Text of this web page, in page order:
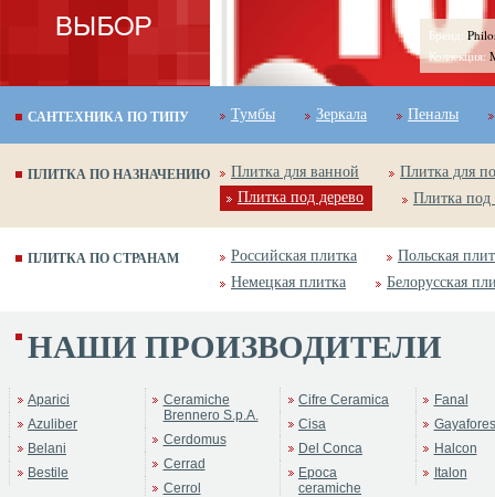
Italian Country
Бренд:
Коллекция:
САНТЕХНИКА ПО ТИПУ Тумбы Зеркала Пеналы
ПЛИТКА ПО НАЗНАЧЕНИЮ Плитка для ванной
Плитка для
Плитка под дерево
Плитка под
ПЛИТКА ПО СТРАНАМ Российская плитка
Польская
Немецкая плитка
Белорусская
НАШИ ПРОИЗВОДИТЕЛИ
Aparici
Azuliber
Belani
Bestile
Ceramiche
Brennero S.p.A.
Cerdomus
Cerrad
Cerrol
Cifre Ceramica
Cisa
Del Conca
Epoca
ceramiche
Fanal
Gayafores
Halcon
Italon